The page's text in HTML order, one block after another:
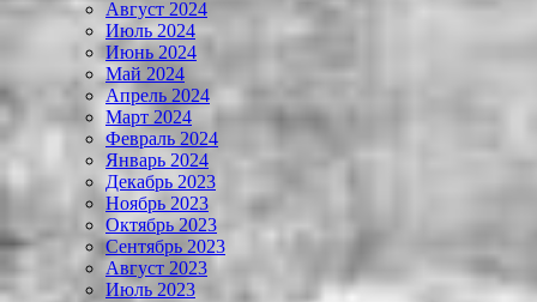
Август 2024
Июль 2024
Июнь 2024
Май 2024
Апрель 2024
Март 2024
Февраль 2024
Январь 2024
Декабрь 2023
Ноябрь 2023
Октябрь 2023
Сентябрь 2023
Август 2023
Июль 2023